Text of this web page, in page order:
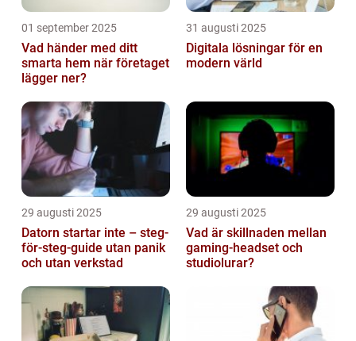
01 september 2025
Vad händer med ditt
smarta hem när företaget
lägger ner?
31 augusti 2025
Digitala lösningar för en
modern värld
29 augusti 2025
Datorn startar inte – steg-
för-steg-guide utan panik
och utan verkstad
29 augusti 2025
Vad är skillnaden mellan
gaming-headset och
studiolurar?